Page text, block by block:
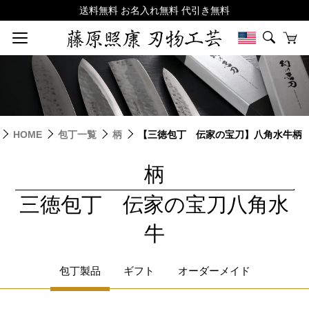
HOME 包丁一覧 柄 【三徳包丁 伝家の宝刀】八角水牛柄
柄
|
三徳包丁 伝家の宝刀八角水
牛
包丁製品 ギフト オーダーメイド